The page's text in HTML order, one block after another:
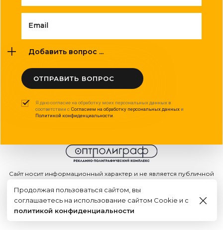
Email
Добавить вопрос ...
ОТПРАВИТЬ ВОПРОС
Я даю согласие на обработку моих персональных данных в
соответствии с Согласием на обработку персональных данных и
Политикой конфиденциальности.
Сайт носит информационный характер и не является публичной
2015 - 2026г. © ООО "Оптполиграф".
Создание сайта
Продолжая пользоваться сайтом, вы
соглашаетесь на использование сайтом Cookie и с
политикой конфиденциальности